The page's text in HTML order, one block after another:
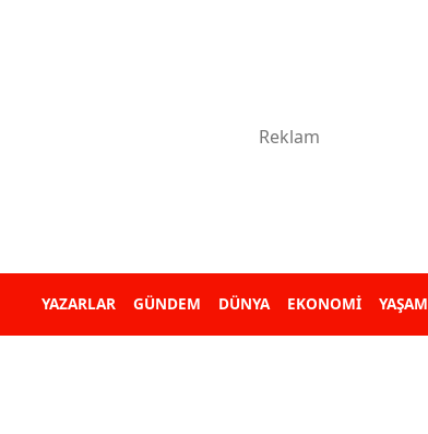
YAZARLAR GÜNDEM DÜNYA EKONOMİ YAŞAM